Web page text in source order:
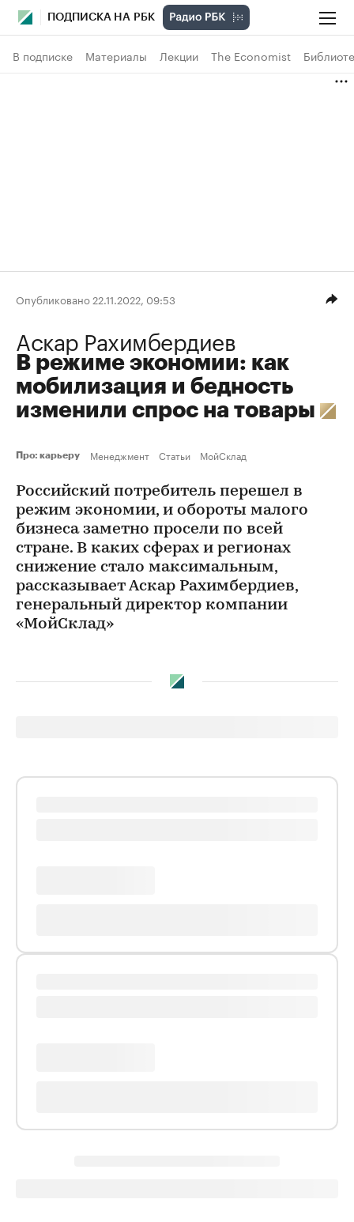
ПОДПИСКА НА РБК
В подписке Материалы Лекции The Economist
Опубликовано 22.11.2022, 09:53
Аскар Рахимбердиев
В режиме экономии: как
мобилизация и бедность
изменили спрос на товары
Про: карьеру Менеджмент Статьи МойСклад
Российский потребитель перешел в
режим экономии, и обороты малого
бизнеса заметно просели по всей
стране. В каких сферах и регионах
снижение стало максимальным,
рассказывает Аскар Рахимбердиев,
генеральный директор компании
«МойСклад»